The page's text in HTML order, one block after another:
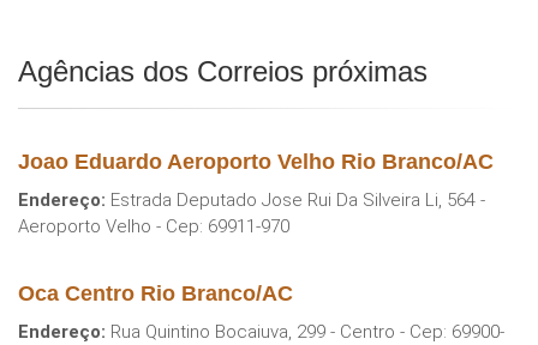
Agências dos Correios próximas
Joao Eduardo Aeroporto Velho Rio Branco/AC
Endereço: Estrada Deputado Jose Rui Da Silveira Li, 564 -
Aeroporto Velho - Cep: 69911-970
Oca Centro Rio Branco/AC
Endereço: Rua Quintino Bocaiuva, 299 - Centro - Cep: 69900-